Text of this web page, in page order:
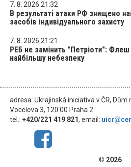
7. 8. 2026 21:32
В результаті атаки РФ знищено
засобів індивідуального захисту
7. 8. 2026 21:21
РЕБ не замінить "Петріоти": Флеш
найбільшу небезпеку
adresa: Ukrajinská iniciativa v ČR,
Vocelova 3, 120 00 Praha 2
tel.: +420/221 419 821, email:
© 2026